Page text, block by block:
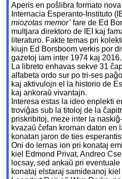
Aperis en poŝlibra formato
Internacia Es­peranto-Instituto
miozotas memor’ fare de Ed
multjara direktoro de IEI kaj
literaturo. Fakte temas pri
kiujn Ed Borsboom verkis por
gazetoj iam inter 1974 kaj 2016.
La libreto enhavas sekve 31
alfabeta or­do sur po tri-ses
kaj aktivulojn el la historio de
kaj an­koraŭ vivantajn.
Interesa estas la ideo enplekti
troviĝas sub la ti­toloj de la
priskribitoj, meze inter la
kvazaŭ ĉefan kroman daton en
ko­natan jaron de ties
Oni do lernas ion pri konataj
kiel Edmond Privat, Andreo
locsay, sed ankaŭ pri
konataj elstaraj sam­ideanoj